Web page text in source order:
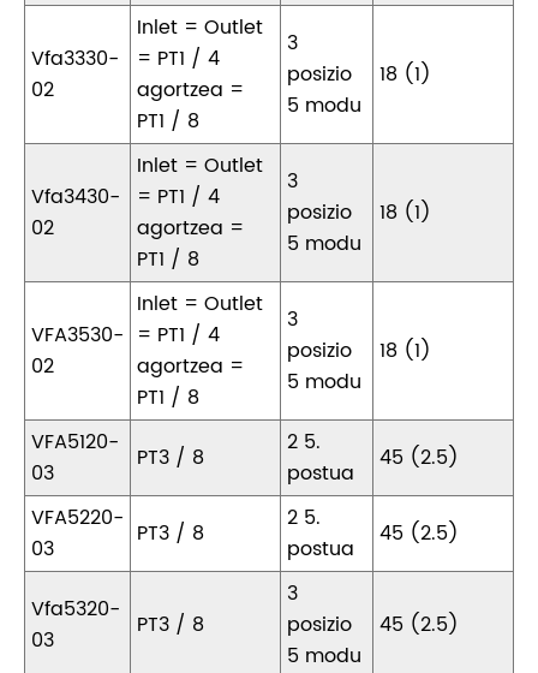
Vfa3330-
02
Inlet = Outlet
= PT1 / 4
agortzea =
PT1 / 8
3
posizio
5 modu
18 (1)
Vfa3430-
02
Inlet = Outlet
= PT1 / 4
agortzea =
PT1 / 8
3
posizio
5 modu
18 (1)
VFA3530-
02
Inlet = Outlet
= PT1 / 4
agortzea =
PT1 / 8
3
posizio
5 modu
18 (1)
VFA5120-
03
PT3 / 8
2 5.
postua
45 (2.5)
VFA5220-
03
PT3 / 8
2 5.
postua
45 (2.5)
Vfa5320-
03
PT3 / 8
3
posizio
5 modu
45 (2.5)